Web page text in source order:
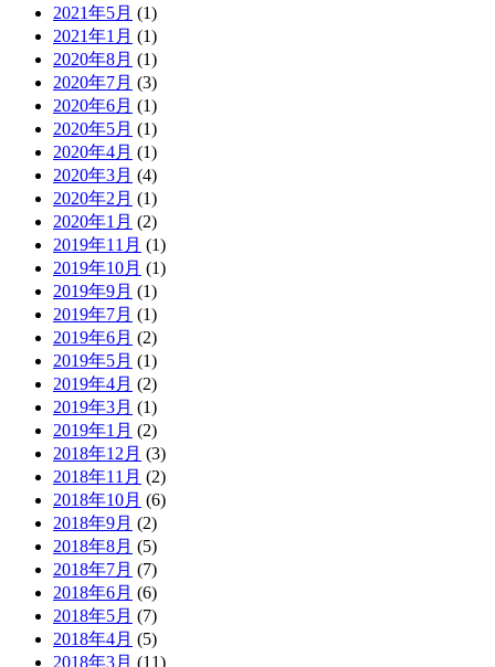
2021年5月 (1)
2021年1月 (1)
2020年8月 (1)
2020年7月 (3)
2020年6月 (1)
2020年5月 (1)
2020年4月 (1)
2020年3月 (4)
2020年2月 (1)
2020年1月 (2)
2019年11月 (1)
2019年10月 (1)
2019年9月 (1)
2019年7月 (1)
2019年6月 (2)
2019年5月 (1)
2019年4月 (2)
2019年3月 (1)
2019年1月 (2)
2018年12月 (3)
2018年11月 (2)
2018年10月 (6)
2018年9月 (2)
2018年8月 (5)
2018年7月 (7)
2018年6月 (6)
2018年5月 (7)
2018年4月 (5)
2018年3月 (11)